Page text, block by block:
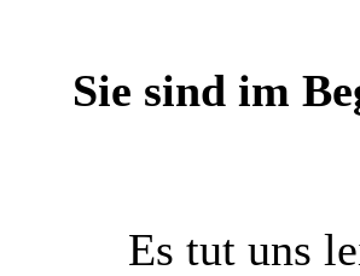
Sie sind im
Es tut uns